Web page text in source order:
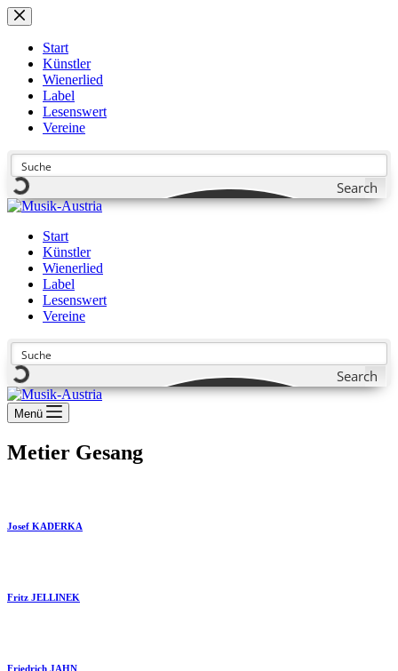
Zum
Inhalt
springenStart
Künstler
Wienerlied
Label
Lesenswert
Vereine
Search
Start
Künstler
Wienerlied
Label
Lesenswert
Vereine
Search
Menü
Metier Gesang
Josef KADERKA
Fritz JELLINEK
Friedrich JAHN